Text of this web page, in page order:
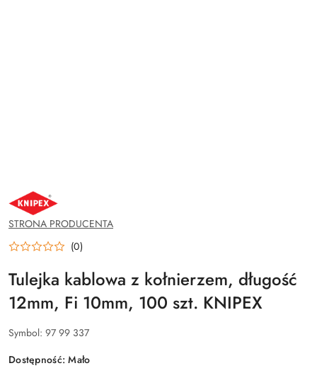
NAZWA
PRODUCENTA:
KNIPEX
STRONA PRODUCENTA
(0)
Tulejka kablowa z kołnierzem, długość
12mm, Fi 10mm, 100 szt. KNIPEX
Symbol: 97 99 337
Dostępność:Mało